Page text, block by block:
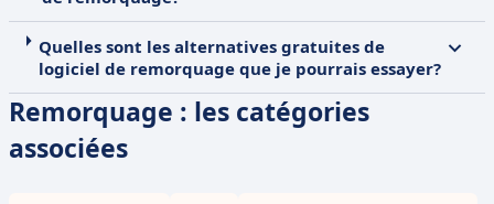
Quelles sont les alternatives gratuites de
logiciel de remorquage que je pourrais essayer?
Remorquage : les catégories
associées